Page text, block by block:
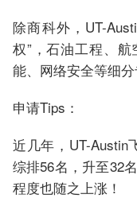
除商科外，UT-
权”，石油工程、
能、网络安全等细
申请Tips：
近几年，UT-Austin
综排56名，升至32
程度也随之上涨！